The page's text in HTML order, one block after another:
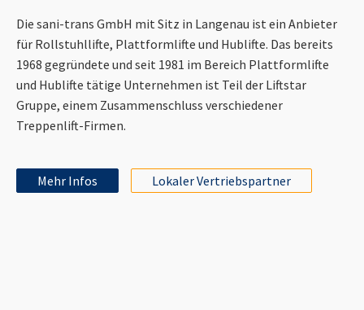
Die sani-trans GmbH mit Sitz in Langenau ist ein Anbieter
für Rollstuhllifte, Plattformlifte und Hublifte. Das bereits
1968 gegründete und seit 1981 im Bereich Plattformlifte
und Hublifte tätige Unternehmen ist Teil der Liftstar
Gruppe, einem Zusammenschluss verschiedener
Treppenlift-Firmen.
Mehr Infos Lokaler Vertriebspartner